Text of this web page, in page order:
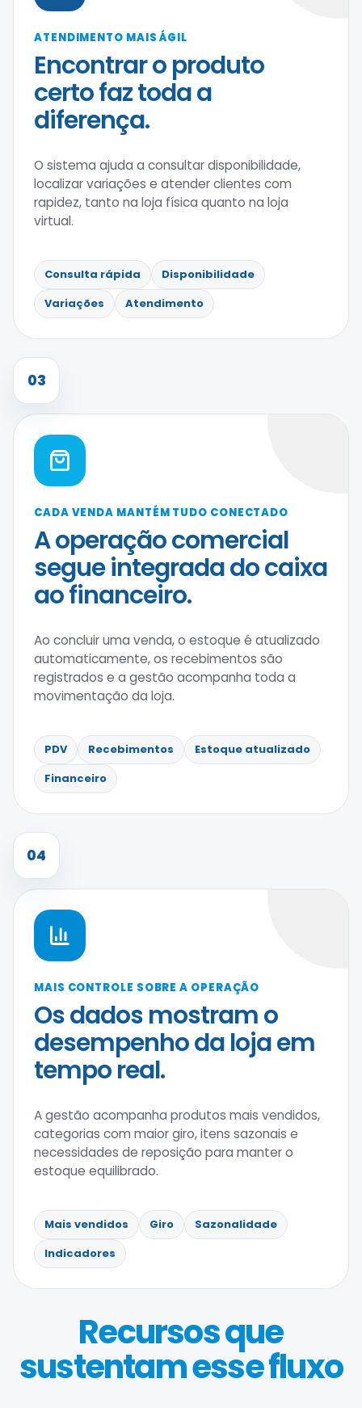
ATENDIMENTO MAIS ÁGIL
Encontrar o produto
certo faz toda a
diferença.
O sistema ajuda a consultar disponibilidade,
localizar variações e atender clientes com
rapidez, tanto na loja física quanto na loja
virtual.
Consulta rápida
Disponibilidade
Variações
Atendimento
03
CADA VENDA MANTÉM TUDO CONECTADO
A operação comercial
segue integrada do caixa
ao financeiro.
Ao concluir uma venda, o estoque é atualizado
automaticamente, os recebimentos são
registrados e a gestão acompanha toda a
movimentação da loja.
PDV Recebimentos
Estoque atualizado
Financeiro
04
MAIS CONTROLE SOBRE A OPERAÇÃO
Os dados mostram o
desempenho da loja em
tempo real.
A gestão acompanha produtos mais vendidos,
categorias com maior giro, itens sazonais e
necessidades de reposição para manter o
estoque equilibrado.
Mais vendidos Giro
Sazonalidade
Indicadores
Recursos que
sustentam esse fluxo